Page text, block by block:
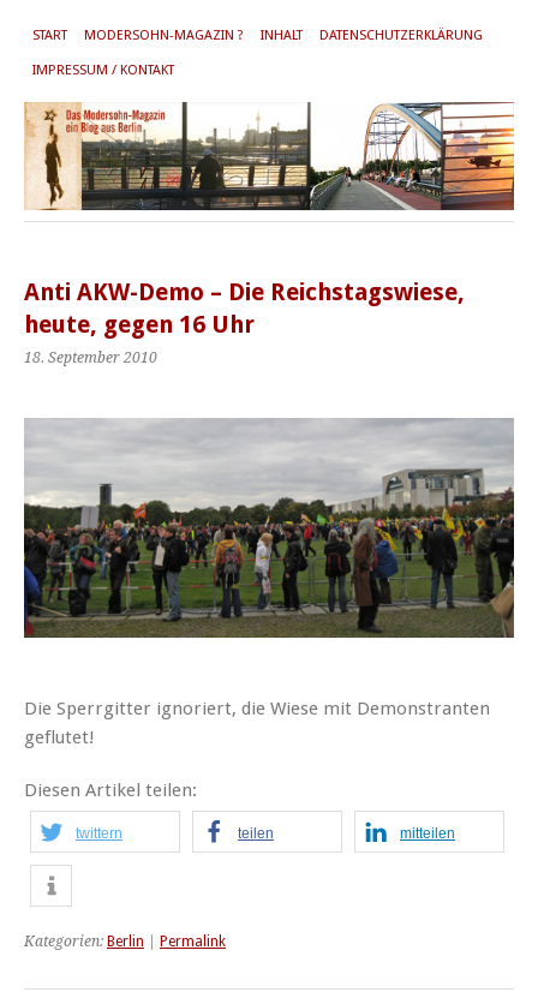
START MODERSOHN-MAGAZIN ? INHALT DATENSCHUTZERKLÄRUNG
IMPRESSUM / KONTAKT
Anti AKW-Demo – Die Reichstagswiese,
heute, gegen 16 Uhr
18. September 2010
Die Sperrgitter ignoriert, die Wiese mit Demonstranten
geflutet!
Diesen Artikel teilen:
twittern teilen mitteilen
Kategorien: Berlin Permalink